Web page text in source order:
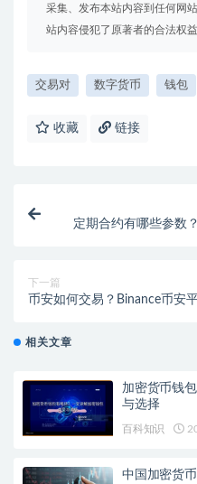
采集、发布本站内容到任何网
站内容侵犯了原著者的合法权
交易对 数字货币 钱包
收藏 链接
定期合约有哪些参数
下一篇
币安如何交易？Binance币安
相关文章
加密货币钱
与选择
百科知识
中国加密货